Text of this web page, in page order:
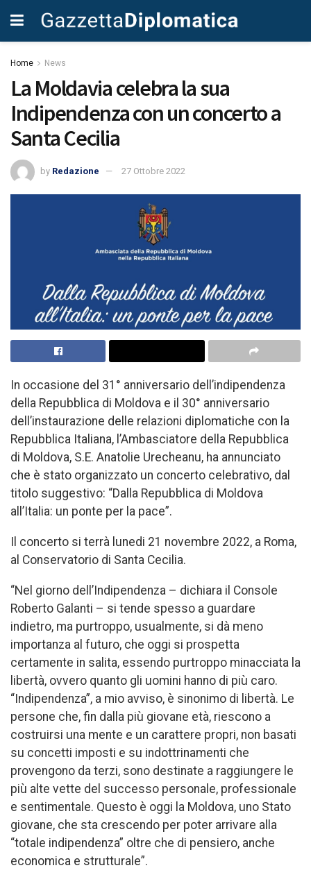
Home News
La Moldavia celebra la sua
Indipendenza con un concerto a
Santa Cecilia
by Redazione 27 Ottobre 2022
In occasione del 31° anniversario dell’indipendenza
della Repubblica di Moldova e il 30° anniversario
dell’instaurazione delle relazioni diplomatiche con la
Repubblica Italiana, l’Ambasciatore della Repubblica
di Moldova, S.E. Anatolie Urecheanu, ha annunciato
che è stato organizzato un concerto celebrativo, dal
titolo suggestivo: “Dalla Repubblica di Moldova
all’Italia: un ponte per la pace”.
Il concerto si terrà lunedi 21 novembre 2022, a Roma,
al Conservatorio di Santa Cecilia.
“Nel giorno dell’Indipendenza – dichiara il Console
Roberto Galanti – si tende spesso a guardare
indietro, ma purtroppo, usualmente, si dà meno
importanza al futuro, che oggi si prospetta
certamente in salita, essendo purtroppo minacciata la
libertà, ovvero quanto gli uomini hanno di più caro.
“Indipendenza”, a mio avviso, è sinonimo di libertà. Le
persone che, fin dalla più giovane età, riescono a
costruirsi una mente e un carattere propri, non basati
su concetti imposti e su indottrinamenti che
provengono da terzi, sono destinate a raggiungere le
più alte vette del successo personale, professionale
e sentimentale. Questo è oggi la Moldova, uno Stato
giovane, che sta crescendo per poter arrivare alla
“totale indipendenza” oltre che di pensiero, anche
economica e strutturale”.